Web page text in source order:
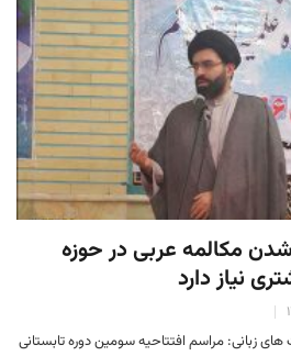
مکالمه عربی در حوزه
نیاز دارد
زبانی: مراسم افتتاحیه سومین دوره‌ تابستانی